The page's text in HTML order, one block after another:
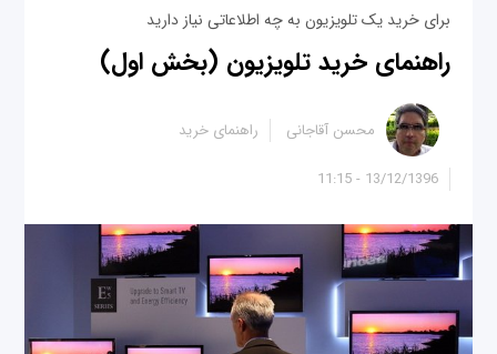
برای خرید یک تلویزیون به چه اطلاعاتی نیاز دارید
راهنمای خرید تلویزیون (بخش اول)
13/12/1396 - 11:15
محسن آقاجانی راهنمای خرید